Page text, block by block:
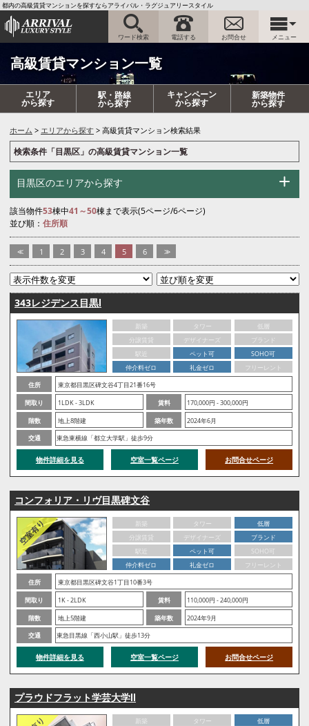
都内の高級賃貸マンションを探すならアライバル・ラグジュアリースタイル
ワード検索 電話する お問合せ メニュー
高級賃貸マンション一覧
エリア
から探す
駅・路線
から探す
キャンペーン
から探す
新築物件
から探す
ホーム エリアから探す 高級賃貸マンション検索結果
検索条件「目黒区」の高級賃貸マンション一覧
目黒区のエリアから探す
該当物件53棟中41～50棟まで表示(5ページ/6ページ)
並び順： 住所順
<< 1 2 3 4 5 6 >>
343レジデンス目黒Ⅰ
新築 タワー
低層
分譲賃貸
デザイナーズ
ブランド
駅近
ペット可
SOHO可
仲介料ゼロ
礼金ゼロ
フリーレント
住所
東京都目黒区碑文谷4丁目21番16号
間取り
1LDK - 3LDK 賃料
170,000円 - 300,000円
階数
地上8階建 築年数
2024年6月
交通
東急東横線「都立大学駅」徒歩9分
物件詳細を見る 空室一覧ページ お問合せページ
コンフォリア・リヴ目黒碑文谷
新築 タワー
低層
分譲賃貸
デザイナーズ
ブランド
駅近
ペット可
SOHO可
仲介料ゼロ
礼金ゼロ
フリーレント
住所
東京都目黒区碑文谷1丁目10番3号
間取り
1K - 2LDK 賃料
110,000円 - 240,000円
階数
地上5階建 築年数
2024年9月
交通
東急目黒線「西小山駅」徒歩13分
物件詳細を見る 空室一覧ページ お問合せページ
プラウドフラット学芸大学Ⅱ
新築 タワー
低層